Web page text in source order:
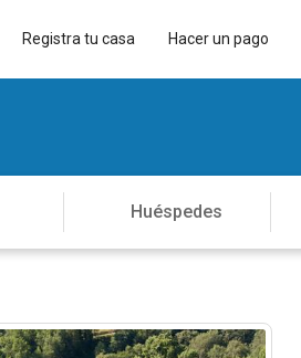
Registra tu casa Hacer un pago